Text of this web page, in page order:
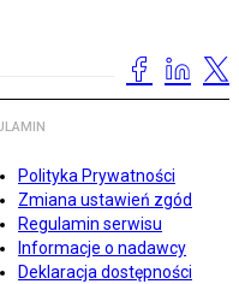
Polityka Prywatności
Zmiana ustawień zgód
Regulamin serwisu
Informacje o nadawcy
Deklaracja dostępności